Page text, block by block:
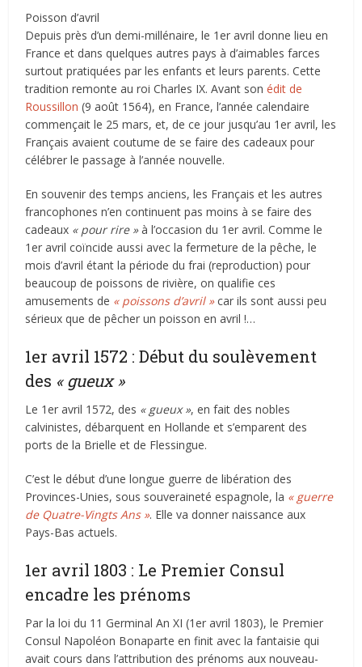
Poisson d’avril
Depuis près d’un demi-millénaire, le 1er avril donne lieu en
France et dans quelques autres pays à d’aimables farces
surtout pratiquées par les enfants et leurs parents. Cette
tradition remonte au roi Charles IX. Avant sonédit de
Roussillon (9 août 1564), en France, l’année calendaire
commençait le 25 mars, et, de ce jour jusqu’au 1er avril, les
Français avaient coutume de se faire des cadeaux pour
célébrer le passage à l’année nouvelle.
En souvenir des temps anciens, les Français et les autres
francophones n’en continuent pas moins à se faire des
cadeaux « pour rire »à l’occasion du 1er avril. Comme le
1er avril coïncide aussi avec la fermeture de la pêche, le
mois d’avril étant la période du frai (reproduction) pour
beaucoup de poissons de rivière, on qualifie ces
amusements de « poissons d’avril »car ils sont aussi peu
sérieux que de pêcher un poisson en avril !…
1er avril 1572 : Début du soulèvement
des « gueux »
Le 1er avril 1572, des « gueux », en fait des nobles
calvinistes, débarquent en Hollande et s’emparent des
ports de la Brielle et de Flessingue.
C’est le début d’une longue guerre de libération des
Provinces-Unies, sous souveraineté espagnole, la « guerre
de Quatre-Vingts Ans ». Elle va donner naissance aux
Pays-Bas actuels.
1er avril 1803 : Le Premier Consul
encadre les prénoms
Par la loi du 11 Germinal An XI (1er avril 1803), le Premier
Consul Napoléon Bonaparte en finit avec la fantaisie qui
avait cours dans l’attribution des prénoms aux nouveau-